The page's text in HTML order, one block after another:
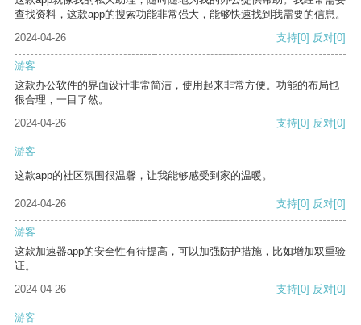
查找资料，这款app的搜索功能非常强大，能够快速找到我需要的信息。
2024-04-26
支持[0] 反对[0]
游客
这款办公软件的界面设计非常简洁，使用起来非常方便。功能的布局也
很合理，一目了然。
2024-04-26
支持[0] 反对[0]
游客
这款app的社区氛围很温馨，让我能够感受到家的温暖。
2024-04-26 支持[0] 反对[0]
游客
这款加速器app的安全性有待提高，可以加强防护措施，比如增加双重验
证。
2024-04-26
支持[0] 反对[0]
游客